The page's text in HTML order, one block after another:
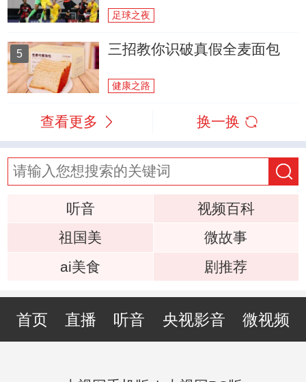
足球之夜
5 三招教你识破真假全麦面包
健康之路
查看更多 换一换
听音
视频百科
祖国美
微故事
ai美食
剧推荐
首页 直播 听音 央视影音 微视频